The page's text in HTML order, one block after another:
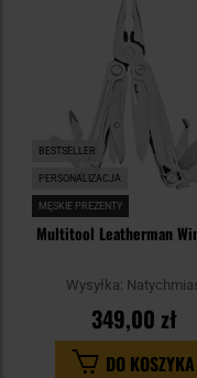
BESTSELLER
PERSONALIZACJA
MĘSKIE PREZENTY
Multitool Leatherman
Wysyłka:
349,00 zł
DO KOSZYKA